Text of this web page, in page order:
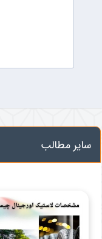
سایر مطالب